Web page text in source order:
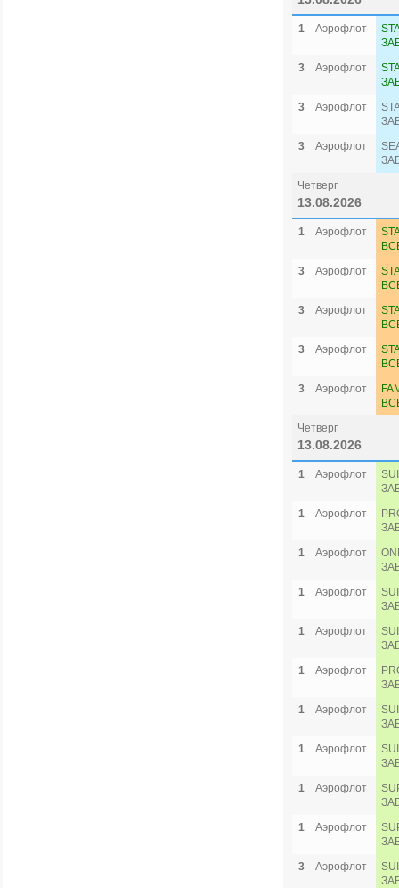
1 Аэрофлот
3
Аэрофлот
3
Аэрофлот
3
Аэрофлот
Четверг
13.08.2026
1 Аэрофлот
3
Аэрофлот
3
Аэрофлот
3
Аэрофлот
3
Аэрофлот
Четверг
13.08.2026
1 Аэрофлот
1
Аэрофлот
1
Аэрофлот
1
Аэрофлот
1
Аэрофлот
1
Аэрофлот
1
Аэрофлот
1
Аэрофлот
1
Аэрофлот
1
Аэрофлот
3
Аэрофлот